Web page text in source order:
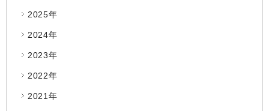
2025年
2024年
2023年
2022年
2021年